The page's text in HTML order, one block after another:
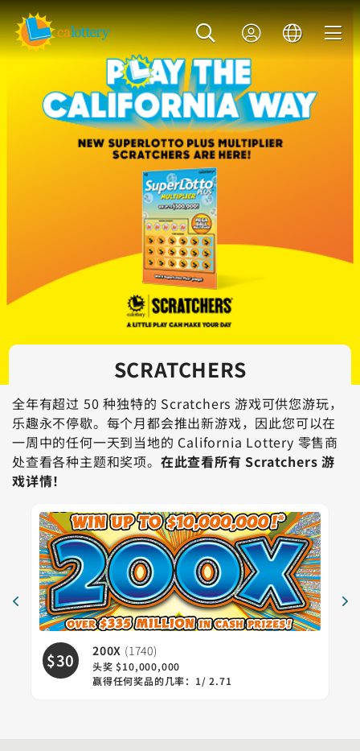
SCRATCHERS
全年有超过 50 种独特的 Scratchers 游戏可供您游玩，
乐趣永不停歇。每个月都会推出新游戏，因此您可以在
一周中的任何一天到当地的 California Lottery 零售商
处查看各种主题和奖项。 在此查看所有 Scratchers 游
戏详情！
$30 200X (1740)
头奖 $10,000,000
赢得任何奖品的几率：1/ 2.71